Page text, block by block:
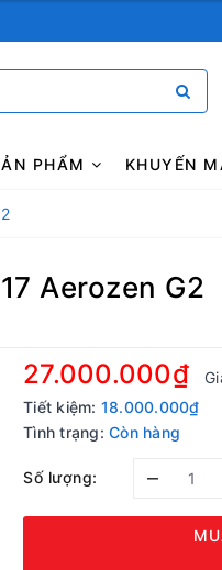
PHẨM KHUYẾN
Aerozen G2
27.000.000₫
Tiết kiệm: 18.000.000₫
Tình trạng: Còn hàng
Số lượng: –